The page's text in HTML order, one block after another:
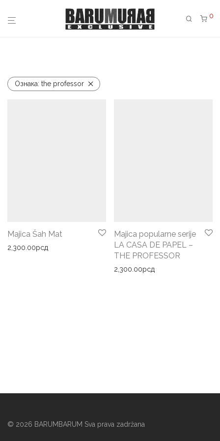
0
Ознака: the professor
Majica Šah Mat
2,300.00рсд
Majica popularne serije
LA CASA DE PAPEL –
THE PROFESSOR
2,300.00рсд
© 2026 BARUMBARUM Sva prava zadržana